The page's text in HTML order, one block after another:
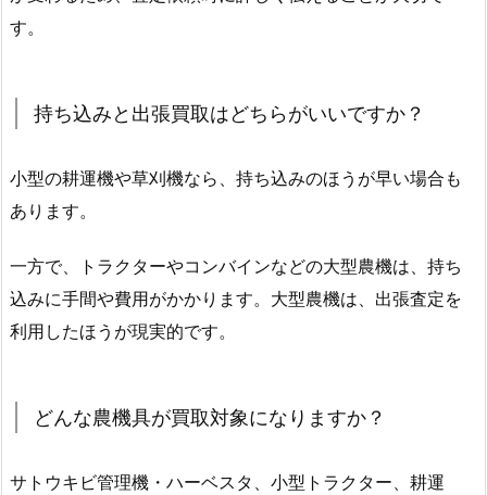
す。
持ち込みと出張買取はどちらがいいですか？
小型の耕運機や草刈機なら、持ち込みのほうが早い場合も
あります。
一方で、トラクターやコンバインなどの大型農機は、持ち
込みに手間や費用がかかります。大型農機は、出張査定を
利用したほうが現実的です。
どんな農機具が買取対象になりますか？
サトウキビ管理機・ハーベスタ、小型トラクター、耕運